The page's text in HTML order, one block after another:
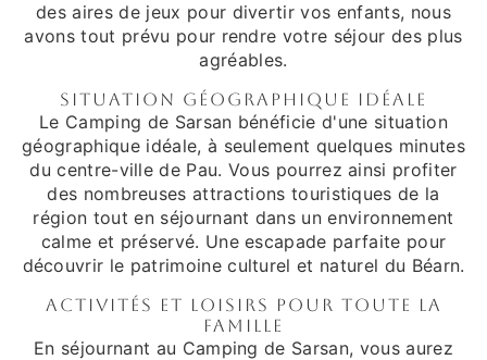
des aires de jeux pour divertir vos enfants, nous
avons tout prévu pour rendre votre séjour des plus
agréables.
Situation géographique idéale
Le Camping de Sarsan bénéficie d'une situation
géographique idéale, à seulement quelques minutes
du centre-ville de Pau. Vous pourrez ainsi profiter
des nombreuses attractions touristiques de la
région tout en séjournant dans un environnement
calme et préservé. Une escapade parfaite pour
découvrir le patrimoine culturel et naturel du Béarn.
Activités et loisirs pour toute la
famille
En séjournant au Camping de Sarsan, vous aurez